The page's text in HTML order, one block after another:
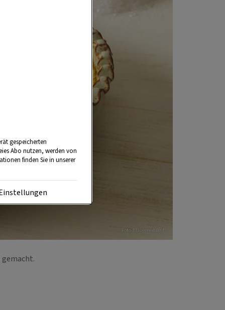
Foto: Mayer mit Hut
gespeicherten
Abo nutzen, werden von
finden Sie in unserer